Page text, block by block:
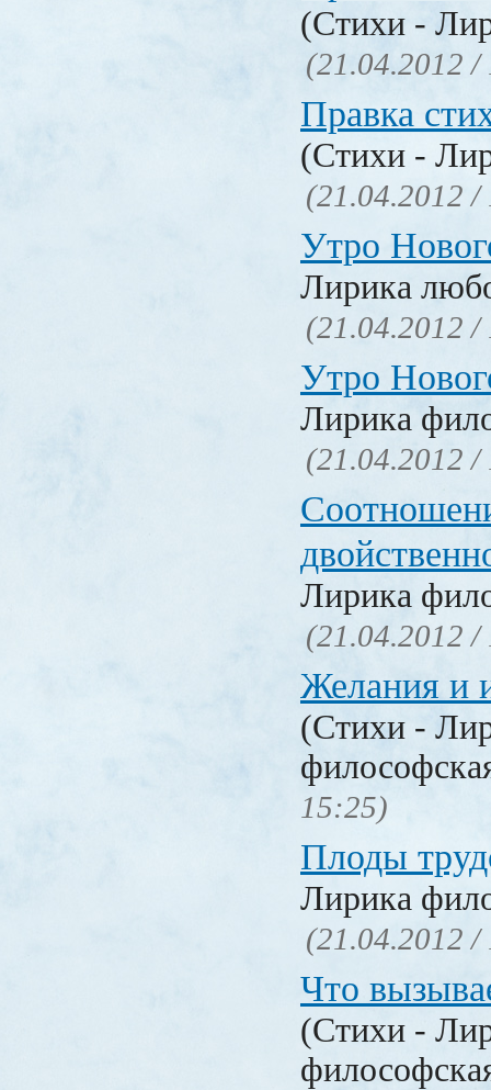
(Стихи -
(21.04.2012 /
Правка
(Стихи -
(21.04.2012 /
Утро
Лирика
(21.04.2012 /
Утро
Лирика
(21.04.2012 /
Лирика
(21.04.2012 /
Желания и
(Стихи -
15:25)
Плоды
Лирика
(21.04.2012 /
Что
(Стихи -